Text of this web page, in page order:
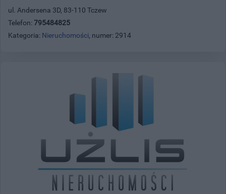
ul. Andersena 3D, 83-110 Tczew
Telefon: 795484825
Kategoria: Nieruchomości, numer: 2914